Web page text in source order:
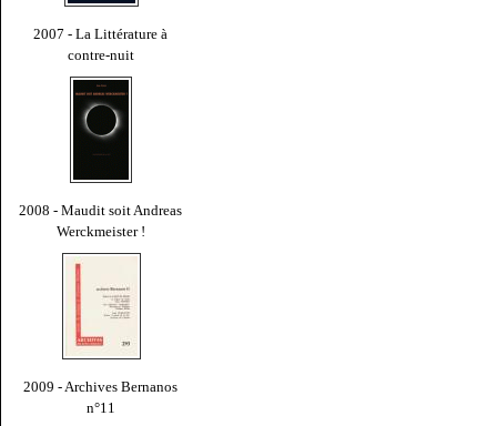
2007 - La Littérature à
contre-nuit
2008 - Maudit soit Andreas
Werckmeister !
2009 - Archives Bernanos
n°11